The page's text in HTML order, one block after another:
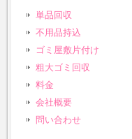
単品回収
不用品持込
ゴミ屋敷片付け
粗大ゴミ回収
料金
会社概要
問い合わせ